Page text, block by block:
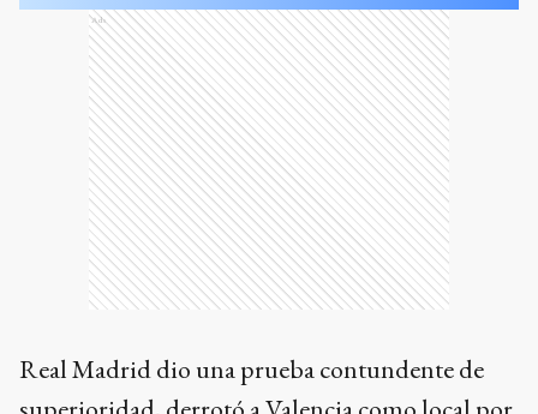
Ads
Real Madrid dio una prueba contundente de